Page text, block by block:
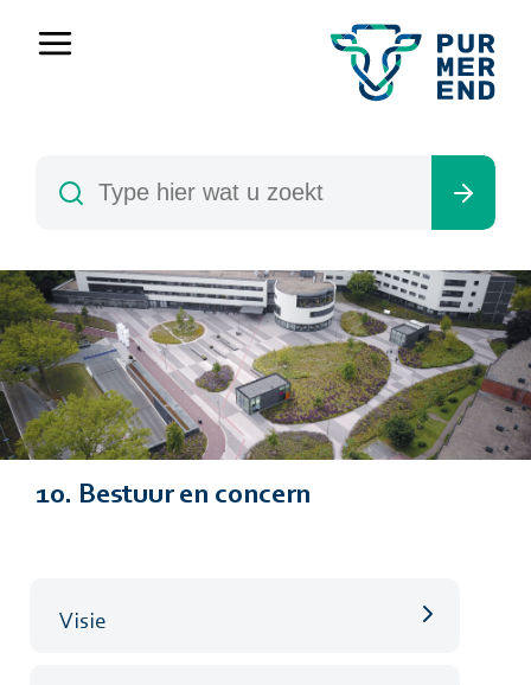
10. Bestuur en concern
Visie